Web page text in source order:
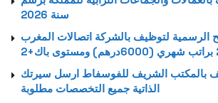
سنة 2026
الرسمية لتوظيف بالشركة اتصالات المغرب
بالمكتب الشريف للفوسفاط ارسل سيرتك
الذاتية جميع التخصصات مطلوبة